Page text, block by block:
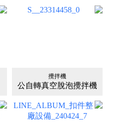
攪拌機
公自轉真空脫泡攪拌機